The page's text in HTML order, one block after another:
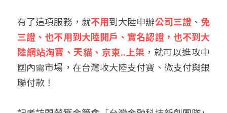
有了這項服務，就不用到大陸申辦公司三證、 免
三證、也不用到大陸開戶、實名認證，也不到大
陸網站淘寶、天貓、京東..上架 ，就可以進攻中
國內需市場，在台灣收大陸支付寶、微支付與銀
聯付款！